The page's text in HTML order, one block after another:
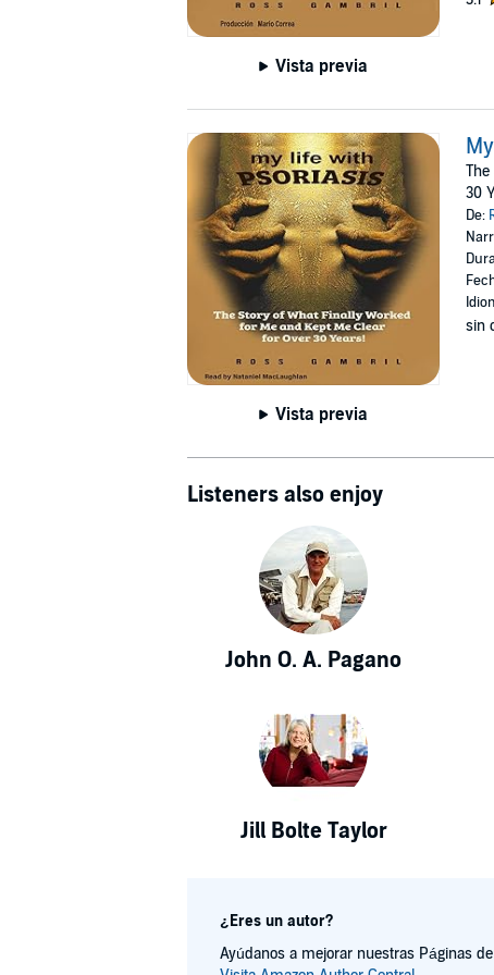
Vista previa
Vista previa
30
De:
sin
Listeners also enjoy
John O. A. Pagano
Jill Bolte Taylor
¿Eres un autor?
Ayúdanos a mejorar nuestras Páginas